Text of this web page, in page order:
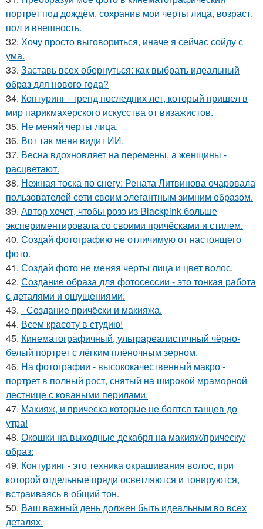
портрет под дождём, сохранив мои черты лица, возраст,
пол и внешность.
32. Хочу просто выговориться, иначе я сейчас сойду с
ума.
33. Заставь всех обернуться: как выбрать идеальный
образ для нового года?
34. Контуринг - тренд последних лет, который пришел в
мир парикмахерского искусства от визажистов.
35. Не меняй черты лица.
36. Вот так меня видит ИИ.
37. Весна вдохновляет на перемены, а женщины -
расцветают.
38. Нежная тоска по снегу: Рената Литвинова очаровала
пользователей сети своим элегантным зимним образом.
39. Автор хочет, чтобы розэ из Blackpink больше
экспериментировала со своими причёсками и стилем.
40. Создай фотографию не отличимую от настоящего
фото.
41. Создай фото не меняя черты лица и цвет волос.
42. Создание образа для фотосессии - это тонкая работа
с деталями и ощущениями.
43. - Создание причёски и макияжа.
44. Всем красоту в студию!
45. Кинематографичный, ультрареалистичный чёрно-
белый портрет с лёгким плёночным зерном.
46. На фотографии - высококачественный макро -
портрет в полный рост, снятый на широкой мраморной
лестнице с коваными перилами.
47. Макияж, и прическа которые не боятся танцев до
утра!
48. Окошки на выходные декабря на макияж/прическу/
образ:
49. Контуринг - это техника окрашивания волос, при
которой отдельные пряди осветляются и тонируются,
встраиваясь в общий тон.
50. Ваш важный день должен быть идеальным во всех
деталях.